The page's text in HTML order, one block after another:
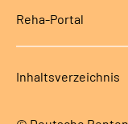
Reha-Portal
Inhaltsverzeichnis